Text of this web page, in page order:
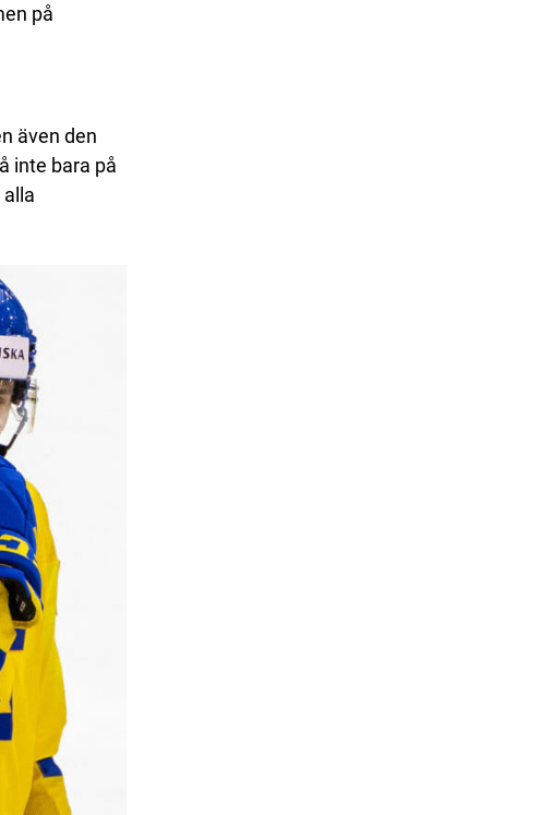
på
även den
inte bara på